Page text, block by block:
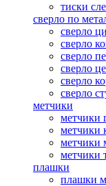
тиски
сверло по
сверло
сверло
сверло
сверло
сверло
сверло
метчики
метчики
метчики
метчики
метчики
плашки
плашки